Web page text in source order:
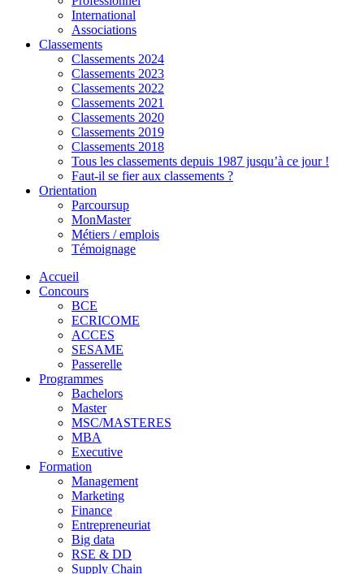
International
Associations
Classements
Classements 2024
Classements 2023
Classements 2022
Classements 2021
Classements 2020
Classements 2019
Classements 2018
Tous les classements depuis 1987 jusqu’à ce jour !
Faut-il se fier aux classements ?
Orientation
Parcoursup
MonMaster
Métiers / emplois
Témoignage
Accueil
Concours
BCE
ECRICOME
ACCES
SESAME
Passerelle
Programmes
Bachelors
Master
MSC/MASTERES
MBA
Executive
Formation
Management
Marketing
Finance
Entrepreneuriat
Big data
RSE & DD
Supply Chain